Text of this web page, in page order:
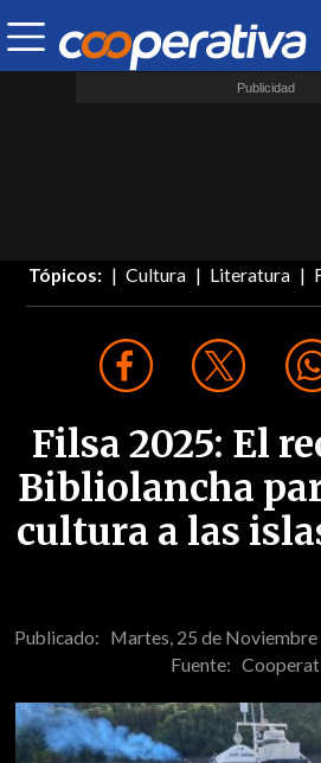
Tópicos: Cultura Literatura
Filsa 2025: El
Bibliolancha
cultura a las
Publicado: Martes, 25 de Noviembre
Fuente: